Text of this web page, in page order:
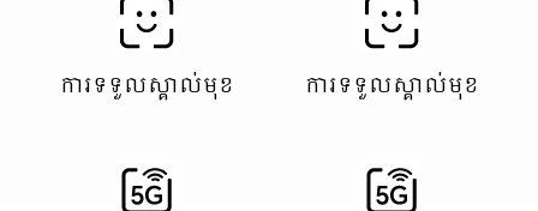
ការទទួលស្គាល់មុខ ការទទួលស្គាល់មុខ